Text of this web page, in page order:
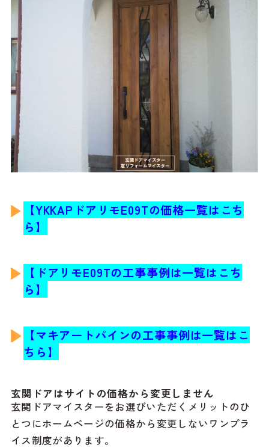
【YKKAPドアリモE09Tの価格一覧はこち
ら】
【ドアリモE09Tの工事事例は一覧はこち
ら】
【マキアートパインの工事事例は一覧はこ
ちら】
玄関ドアはサイトの価格から変更しません
玄関ドアマイスターをお選びいただくメリットのひ
とつにホームページの価格から変更しないワンプラ
イス制度があります。